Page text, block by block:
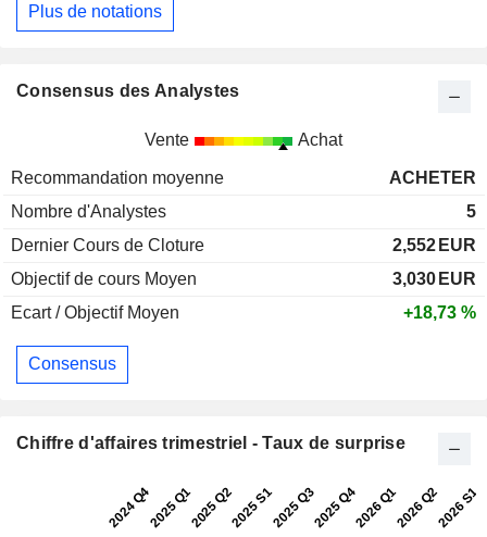
Plus de notations
Consensus des Analystes
Vente Achat
Recommandation moyenne
ACHETER
Nombre d'Analystes
5
Dernier Cours de Cloture
2,552 EUR
Objectif de cours Moyen
3,030 EUR
Ecart / Objectif Moyen
+18,73 %
Consensus
Chiffre d'affaires trimestriel - Taux de surprise